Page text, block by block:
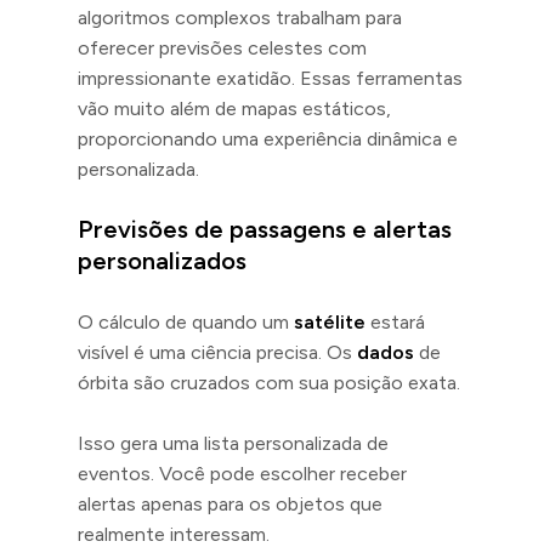
algoritmos complexos trabalham para
oferecer previsões celestes com
impressionante exatidão. Essas ferramentas
vão muito além de mapas estáticos,
proporcionando uma experiência dinâmica e
personalizada.
Previsões de passagens e alertas
personalizados
O cálculo de quando um satélite estará
visível é uma ciência precisa. Os dados de
órbita são cruzados com sua posição exata.
Isso gera uma lista personalizada de
eventos. Você pode escolher receber
alertas apenas para os objetos que
realmente interessam.